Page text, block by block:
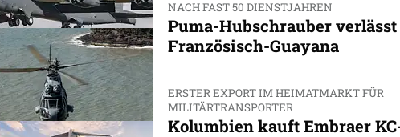
NACH FAST 50 DIENSTJAHREN
Puma-Hubschrauber verlässt
Französisch-Guayana
ERSTER EXPORT IM HEIMATMARKT FÜR
MILITÄRTRANSPORTER
Kolumbien kauft Embraer